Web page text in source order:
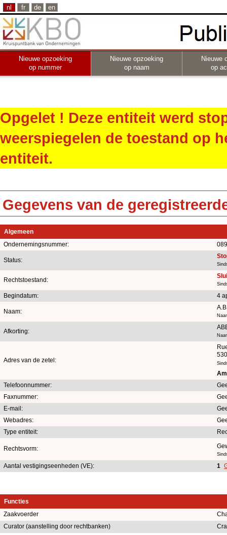
nl fr de en
Nieuwe opzoeking
op nummer
Nieuwe opzoeking
op naam
Nieuwe
op
Opgelet ! Deze entiteit werd
weerspiegelen de toestand op
entiteit.
Gegevens van de
Algemeen
Ondernemingsnummer:
Status:
Rechtstoestand:
Begindatum: 4
Naam:
Afkorting:
Adres van de zetel:
Telefoonnummer:
Faxnummer:
E-mail:
Webadres:
Type entiteit:
Rechtsvorm:
Aantal vestigingseenheden (VE): 1
Functies
Zaakvoerder
Curator (aanstelling door rechtbanken)